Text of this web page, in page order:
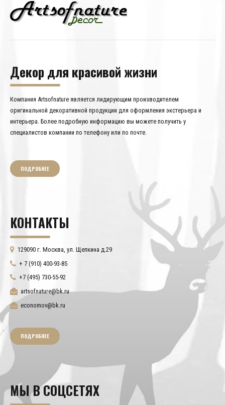
Декор для красивой жизни
Компания Artsofnature является лидирующим производителем
оригинальной декоративной продукции для оформления экстерьера и
интерьера. Более подробную информацию вы можете получить у
специалистов компании по телефону или по почте.
ПОДРОБНЕЕ
КОНТАКТЫ
129090 г. Москва, ул. Щепкина д.29
+ 7 (910) 400-93-85
+7 (495) 730-55-92
artsofnature@bk.ru
economov@bk.ru
ПОДРОБНЕЕ
МЫ В СОЦСЕТЯХ